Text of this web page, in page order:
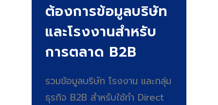
ต้องการข้อมูลบริษัท
และโรงงานสำหรับ
การตลาด B2B
รวมข้อมูลบริษัท โรงงาน และกลุ่ม
ธุรกิจ B2B สำหรับใช้ทำ Direct